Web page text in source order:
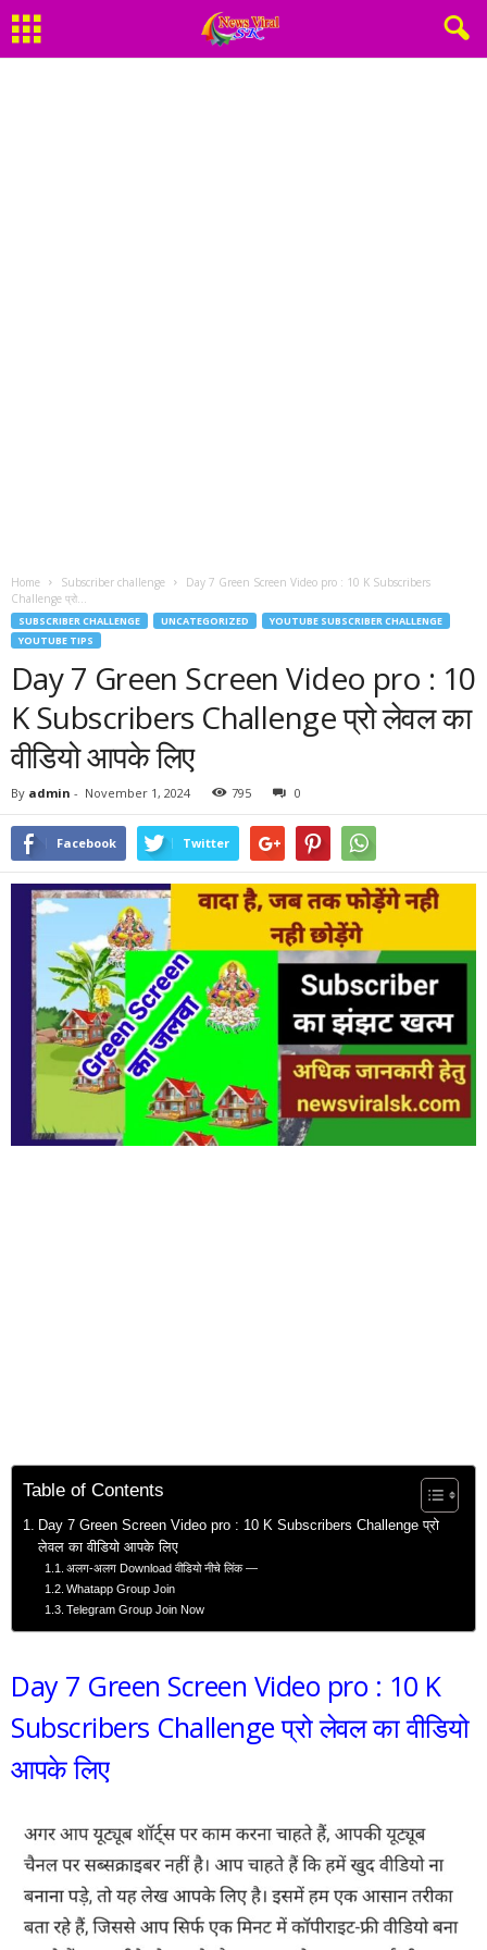
Home Subscriber challenge
Day 7 Green Screen Video pro : 10 K Subscribers
Challenge प्रो...
SUBSCRIBER CHALLENGE UNCATEGORIZED
YOUTUBE SUBSCRIBER CHALLENGE
YOUTUBE TIPS
Day 7 Green Screen Video pro : 10
K Subscribers Challenge प्रो लेवल का
वीडियो आपके लिए
By admin - November 1, 2024 795 0
Facebook Twitter
Table of Contents
Day 7 Green Screen Video pro : 10 K Subscribers Challenge प्रो
लेवल का वीडियो आपके लिए
अलग-अलग Download वीडियो नीचे लिंक —
Whatapp Group Join
Telegram Group Join Now
Day 7 Green Screen Video pro : 10 K
Subscribers Challenge प्रो लेवल का वीडियो
आपके लिए